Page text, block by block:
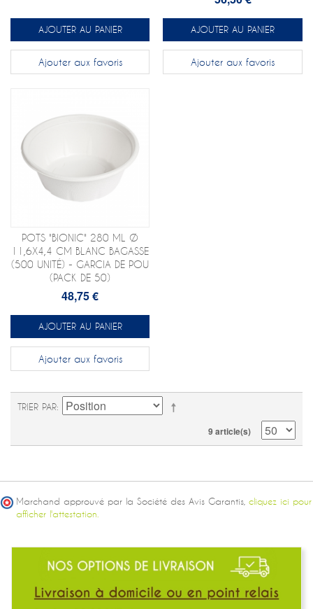
AJOUTER AU PANIER
Ajouter aux favoris
AJOUTER AU PANIER
Ajouter aux favoris
POTS "BIONIC" 280 ML Ø
11,6X4,4 CM BLANC BAGASSE
(500 UNITÉ) - GARCIA DE POU
(PACK DE 50)
48,75 €
AJOUTER AU PANIER
Ajouter aux favoris
TRIER PAR
9 article(s)
Marchand approuvé par la Société des Avis Garantis, cliquez ici pour
afficher l'attestation.